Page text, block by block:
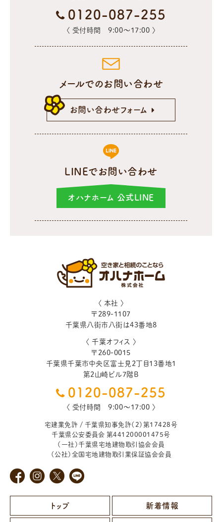
0120-087-255
〈 受付時間 9:00〜17:00 〉
メールでのお問い合わせ
お問い合わせフォーム
LINEでお問い合わせ
オハナホーム 公式LINE
〈 本社 〉
〒 289-1107
千葉県八街市八街は43番地8
〈 千葉オフィス 〉
〒 260-0015
千葉県千葉市中央区富士見2丁目13番地1
第2山崎ビル7階B
0120-087-255
〈 受付時間 9:00〜17:00 〉
宅建業免許 / 千葉県知事免許（2）第17428号
千葉県公安委員会 第441200001475号
（一社）千葉県宅地建物取引協会会員
（公社）全国宅地建物取引業保証協会会員
トップ 新着情報